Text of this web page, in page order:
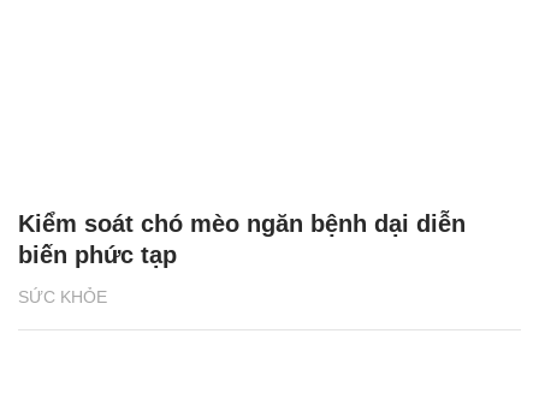
SỨC KHỎE
Kiểm soát chó mèo ngăn bệnh dại diễn
biến phức tạp